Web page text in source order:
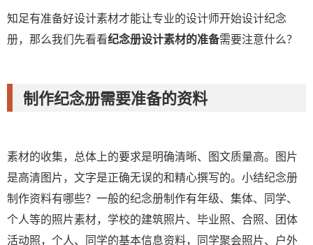
知足有准备好设计素材才能让专业的设计师开始设计纪念
册，那么我们先看看纪念册设计素材的准备需要注意什么？
制作纪念册需要准备的资料
素材的收集，总体上的要求是明确清晰、图文质量高。图片
是高清图片，文字是正确无误的和精心撰写的。小结纪念册
制作资料有哪些？一般的纪念册制作有年级、集体、同学、
个人等的照片素材，学校的建筑照片、毕业照、合照、团体
活动照，个人、同学的基本信息资料，同学聚会照片、户外